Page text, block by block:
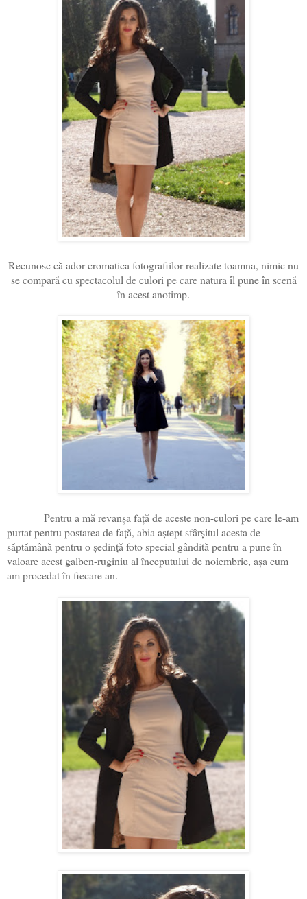
Recunosc că ador cromatica fotografiilor realizate toamna, nimic nu
se compară cu spectacolul de culori pe care natura îl pune în scenă
în acest anotimp.
Pentru a mă revanșa față de aceste non-culori pe care le-am
purtat pentru postarea de față, abia aștept sfârșitul acesta de
săptămână pentru o ședință foto special gândită pentru a pune în
valoare acest galben-ruginiu al începutului de noiembrie, așa cum
am procedat în fiecare an.